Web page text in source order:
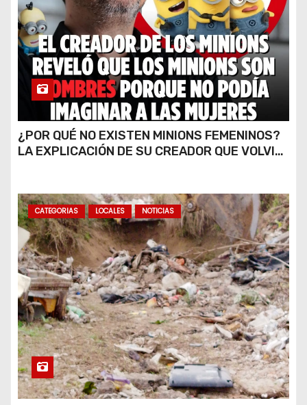
¿POR QUÉ NO EXISTEN MINIONS FEMENINOS?
LA EXPLICACIÓN DE SU CREADOR QUE VOLVIÓ
CATEGORIAS LOCALES NOTICIAS